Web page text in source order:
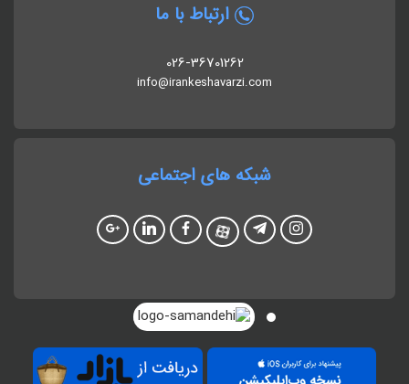
ارتباط با ما
026-36701262
info@irankeshavarzi.com
شبکه های اجتماعی